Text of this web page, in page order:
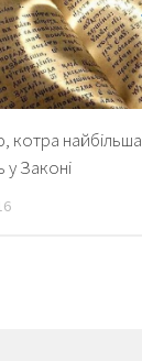
котра найбільша
у Законі